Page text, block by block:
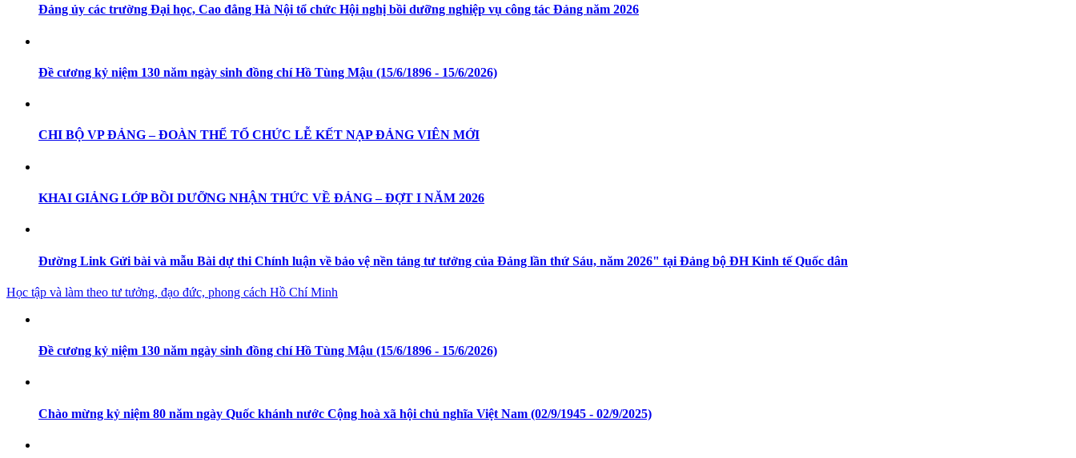
Đảng ủy các trường Đại học, Cao đẳng Hà Nội tổ chức Hội nghị bồi dưỡng nghiệp vụ công tác Đảng năm 2026
Đề cương kỷ niệm 130 năm ngày sinh đồng chí Hồ Tùng Mậu (15/6/1896 - 15/6/2026)
CHI BỘ VP ĐẢNG – ĐOÀN THỂ TỔ CHỨC LỄ KẾT NẠP ĐẢNG VIÊN MỚI
KHAI GIẢNG LỚP BỒI DƯỠNG NHẬN THỨC VỀ ĐẢNG – ĐỢT I NĂM 2026
Đường Link Gửi bài và mẫu Bài dự thi Chính luận về bảo vệ nền tảng tư tưởng của Đảng lần thứ Sáu, năm 2026" tại Đảng bộ ĐH Kinh tế Quốc dân
Học tập và làm theo tư tưởng, đạo đức, phong cách Hồ Chí Minh
Đề cương kỷ niệm 130 năm ngày sinh đồng chí Hồ Tùng Mậu (15/6/1896 - 15/6/2026)
Chào mừng kỷ niệm 80 năm ngày Quốc khánh nước Cộng hoà xã hội chủ nghĩa Việt Nam (02/9/1945 - 02/9/2025)